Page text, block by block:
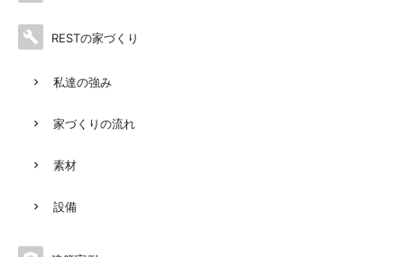
 RESTの家づくり
私達の強み
家づくりの流れ
素材
設備